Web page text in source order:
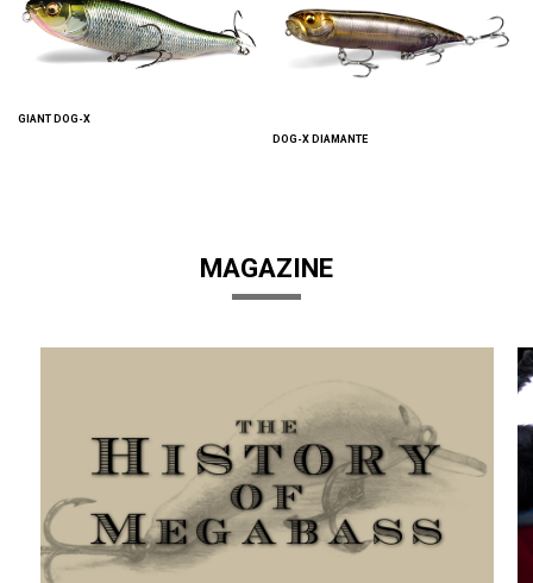
GIANT DOG-X
DOG-X DIAMANTE
MAGAZINE